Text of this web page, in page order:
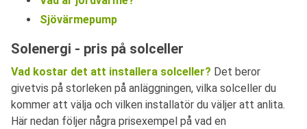
Sjövärmepump
Solenergi - pris på solceller
Vad kostar det att installera solceller? Det beror
givetvis på storleken på anläggningen, vilka solceller du
kommer att välja och vilken installatör du väljer att anlita.
Här nedan följer några prisexempel på vad en